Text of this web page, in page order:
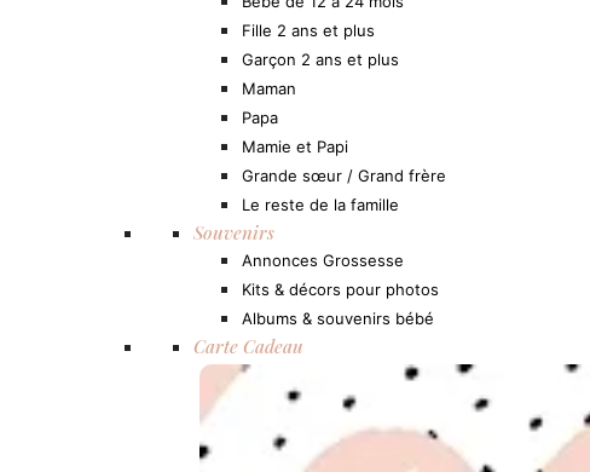
Fille 2 ans et plus
Garçon 2 ans et plus
Maman
Papa
Mamie et Papi
Grande sœur / Grand frère
Le reste de la famille
Souvenirs
Annonces Grossesse
Kits & décors pour photos
Albums & souvenirs bébé
Carte Cadeau